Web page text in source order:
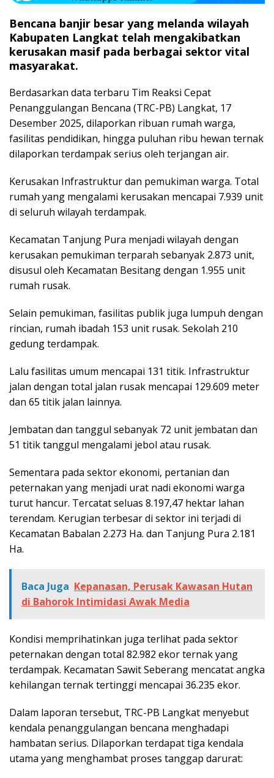
Bencana banjir besar yang melanda wilayah
Kabupaten Langkat telah mengakibatkan
kerusakan masif pada berbagai sektor vital
masyarakat.
Berdasarkan data terbaru Tim Reaksi Cepat
Penanggulangan Bencana (TRC-PB) Langkat, 17
Desember 2025, dilaporkan ribuan rumah warga,
fasilitas pendidikan, hingga puluhan ribu hewan ternak
dilaporkan terdampak serius oleh terjangan air.
Kerusakan Infrastruktur dan pemukiman warga. Total
rumah yang mengalami kerusakan mencapai 7.939 unit
di seluruh wilayah terdampak.
Kecamatan Tanjung Pura menjadi wilayah dengan
kerusakan pemukiman terparah sebanyak 2.873 unit,
disusul oleh Kecamatan Besitang dengan 1.955 unit
rumah rusak.
Selain pemukiman, fasilitas publik juga lumpuh dengan
rincian, rumah ibadah 153 unit rusak. Sekolah 210
gedung terdampak.
Lalu fasilitas umum mencapai 131 titik. Infrastruktur
jalan dengan total jalan rusak mencapai 129.609 meter
dan 65 titik jalan lainnya.
Jembatan dan tanggul sebanyak 72 unit jembatan dan
51 titik tanggul mengalami jebol atau rusak.
Sementara pada sektor ekonomi, pertanian dan
peternakan yang menjadi urat nadi ekonomi warga
turut hancur. Tercatat seluas 8.197,47 hektar lahan
terendam. Kerugian terbesar di sektor ini terjadi di
Kecamatan Babalan 2.273 Ha. dan Tanjung Pura 2.181
Ha.
Baca Juga Kepanasan, Perusak Kawasan Hutan
di Bahorok Intimidasi Awak Media
Kondisi memprihatinkan juga terlihat pada sektor
peternakan dengan total 82.982 ekor ternak yang
terdampak. Kecamatan Sawit Seberang mencatat angka
kehilangan ternak tertinggi mencapai 36.235 ekor.
Dalam laporan tersebut, TRC-PB Langkat menyebut
kendala penanggulangan bencana menghadapi
hambatan serius. Dilaporkan terdapat tiga kendala
utama yang menghambat proses tanggap darurat: